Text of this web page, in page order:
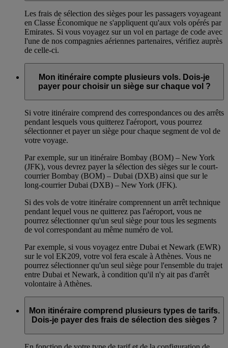
Les frais de sélection des sièges pour les passagers voyageant
en Classe Économique ne s'appliquent qu'aux vols opérés par
Emirates. Si vous voyagez sur un vol en partage de code avec
l'une de nos compagnies aériennes partenaires, vérifiez auprès
de celle-ci.
Mon itinéraire compte plusieurs vols. Dois-je
payer pour choisir un siège sur chaque vol ?
Si votre itinéraire comprend des correspondances ou des arrêts
pendant lesquels vous quitterez l'aéroport, vous pourrez
sélectionner et payer un siège pour chaque segment de vol de
votre voyage.
Par exemple, sur un itinéraire Bombay (BOM) – New York
(JFK), vous devrez payer la sélection des sièges sur le court-
courrier Bombay (BOM) – Dubai (DXB) ainsi que sur le
long-courrier Dubai (DXB) – New York (JFK).
Si des vols de votre itinéraire comprennent un arrêt technique
pendant lequel vous ne quitterez pas l'aéroport, vous ne
pourrez sélectionner qu'un seul siège pour tous les segments
de vol correspondant au même numéro de vol.
Par exemple, si vous voyagez entre Dubai et Newark (EWR)
sur le vol EK209, votre vol fera escale à Athènes. Vous ne
pourrez sélectionner qu'un seul siège pour l'ensemble du trajet
entre Dubai et Newark, à condition qu'il n'y ait pas d'arrêt
volontaire à Athènes.
Mon itinéraire comprend plusieurs types de tarifs.
Dois-je payer des frais de sélection des sièges ?